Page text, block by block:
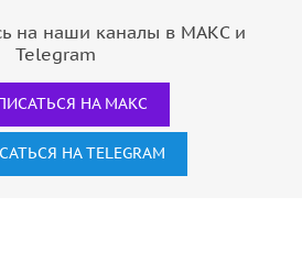
на наши каналы в МАКС и
Telegram
НА МАКС
НА TELEGRAM